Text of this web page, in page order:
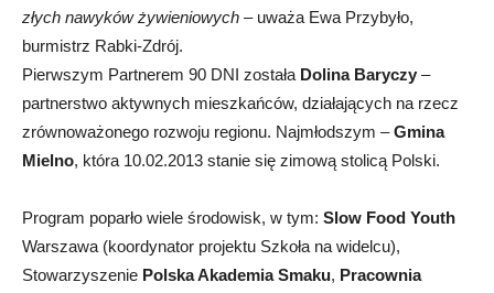
złych nawyków żywieniowych – uważa Ewa Przybyło,
burmistrz Rabki-Zdrój.
Pierwszym Partnerem 90 DNI została Dolina Baryczy –
partnerstwo aktywnych mieszkańców, działających na rzecz
zrównoważonego rozwoju regionu. Najmłodszym –Gmina
Mielno, która 10.02.2013 stanie się zimową stolicą Polski.
Program poparło wiele środowisk, w tym: Slow Food Youth
Warszawa (koordynator projektu Szkoła na widelcu),
Stowarzyszenie Polska Akademia Smaku, Pracownia